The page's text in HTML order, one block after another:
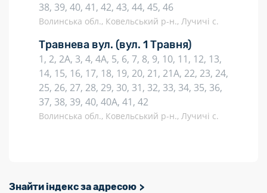
38, 39, 40, 41, 42, 43, 44, 45, 46
Волинська обл., Ковельський р-н., Лучичі с.
Травнева вул. (вул. 1 Травня)
1, 2, 2А, 3, 4, 4А, 5, 6, 7, 8, 9, 10, 11, 12, 13,
14, 15, 16, 17, 18, 19, 20, 21, 21А, 22, 23, 24,
25, 26, 27, 28, 29, 30, 31, 32, 33, 34, 35, 36,
37, 38, 39, 40, 40А, 41, 42
Волинська обл., Ковельський р-н., Лучичі с.
Знайти індекс за адресою